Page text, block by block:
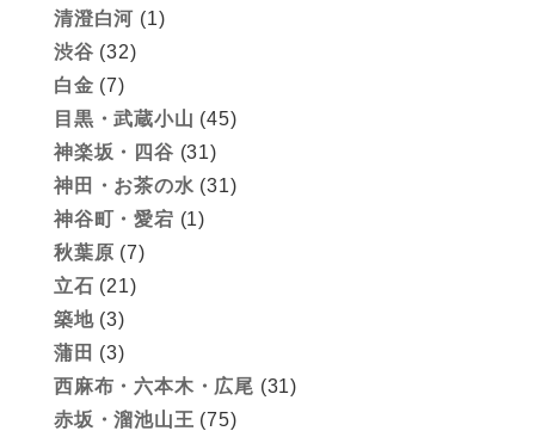
清澄白河 (1)
渋谷 (32)
白金 (7)
目黒・武蔵小山 (45)
神楽坂・四谷 (31)
神田・お茶の水 (31)
神谷町・愛宕 (1)
秋葉原 (7)
立石 (21)
築地(3)
蒲田 (3)
西麻布・六本木・広尾 (31)
赤坂・溜池山王 (75)